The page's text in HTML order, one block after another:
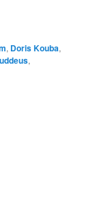
, Doris Kouba,
,